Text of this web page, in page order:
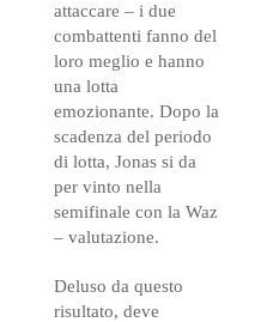
attaccare – i due
combattenti fanno del
loro meglio e hanno
una lotta
emozionante. Dopo la
scadenza del periodo
di lotta, Jonas si da
per vinto nella
semifinale con la Waz
– valutazione.
Deluso da questo
risultato, deve